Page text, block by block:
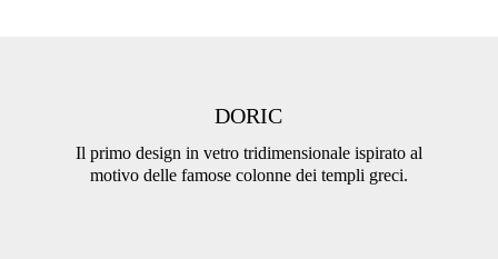
DORIC
Il primo design in vetro tridimensionale ispirato al
motivo delle famose colonne dei templi greci.